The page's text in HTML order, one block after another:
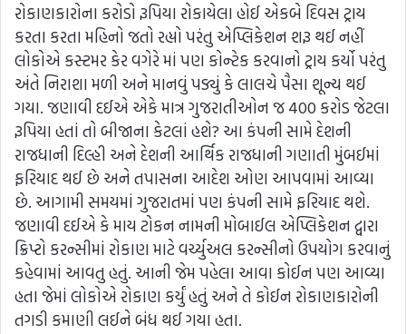
રોકાણકારોના કરોડો રૂપિયા રોકાયેલા હોઈ એકબે દિવસ ટ્રાય
કરતા કરતા મહિનો જતો રહ્યો પરંતુ એપ્લિકેશન શરૂ થઈ નહીં
લોકોએ કસ્ટમર કેર વગેરે માં પણ કોન્ટેક કરવાનો ટ્રાય કર્યો પરંતુ
અંતે નિરાશા મળી અને માનવું પડ્યું કે લાલચે પૈસા શૂન્ય થઈ
ગયા. જણાવી દઈએ એકે માત્ર ગુજરાતીઓન જ 400 કરોડ જેટલા
રૂપિયા હતાં તો બીજાના કેટલાં હશે? આ કંપની સામે દેશની
રાજધાની દિલ્હી અને દેશની આર્થિક રાજધાની ગણાતી મુંબઈમાં
ફરિયાદ થઈ છે અને તપાસના આદેશ ઓણ આપવામાં આવ્યા
છે. આગામી સમયમાં ગુજરાતમાં પણ કંપની સામે ફરિયાદ થશે.
જણાવી દઈએ કે માય ટોકન નામની મોબાઈલ એપ્લિકેશન દ્વારા
ક્રિપ્ટો કરન્સીમાં રોકાણ માટે વર્ચ્યુઅલ કરન્સીનો ઉપયોગ કરવાનું
કહેવામાં આવતુ હતું. આની જેમ પહેલા આવા કોઈન પણ આવ્યા
હતા જેમાં લોકોએ રોકાણ કર્યું હતું અને તે કોઈન રોકાણકારોની
તગડી કમાણી લઈને બંધ થઈ ગયા હતા.